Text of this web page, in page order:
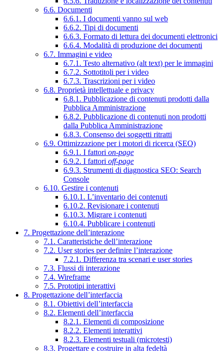
6.6. Documenti
6.6.1. I documenti vanno sul web
6.6.2. Tipi di documenti
6.6.3. Formato di lettura dei documenti elettronici
6.6.4. Modalità di produzione dei documenti
6.7. Immagini e video
6.7.1. Testo alternativo (alt text) per le immagini
6.7.2. Sottotitoli per i video
6.7.3. Trascrizioni per i video
6.8. Proprietà intellettuale e privacy
6.8.1. Pubblicazione di contenuti prodotti dalla
Pubblica Amministrazione
6.8.2. Pubblicazione di contenuti non prodotti
dalla Pubblica Amministrazione
6.8.3. Consenso dei soggetti ritratti
6.9. Ottimizzazione per i motori di ricerca (SEO)
6.9.1. I fattori on-page
6.9.2. I fattori off-page
6.9.3. Strumenti di diagnostica SEO: Search
Console
6.10. Gestire i contenuti
6.10.1. L’inventario dei contenuti
6.10.2. Revisionare i contenuti
6.10.3. Migrare i contenuti
6.10.4. Pubblicare i contenuti
7. Progettazione dell’interazione
7.1. Caratteristiche dell’interazione
7.2. User stories per definire l’interazione
7.2.1. Differenza tra scenari e user stories
7.3. Flussi di interazione
7.4. Wireframe
7.5. Prototipi interattivi
8. Progettazione dell’interfaccia
8.1. Obiettivi dell’interfaccia
8.2. Elementi dell’interfaccia
8.2.1. Elementi di composizione
8.2.2. Elementi interattivi
8.2.3. Elementi testuali (microtesti)
8.3. Progettare e costruire in alta fedeltà